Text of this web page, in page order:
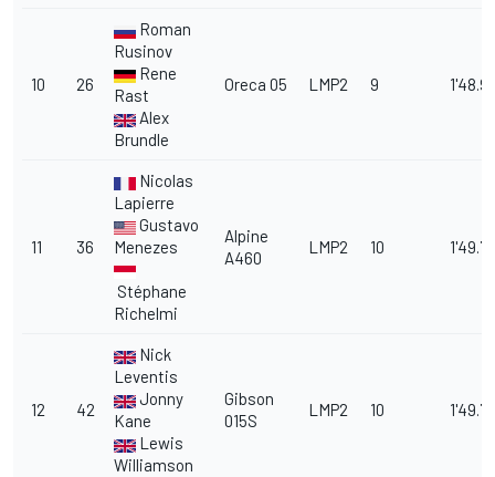
10 26
Roman
Rusinov
Rene
Rast
Alex
Brundle
Oreca 05 LMP2 9
11 36
Nicolas
Lapierre
Gustavo
Menezes
Stéphane
Richelmi
Alpine
A460
LMP2 10
12 42
Nick
Leventis
Jonny
Kane
Lewis
Williamson
Gibson
015S
LMP2 10